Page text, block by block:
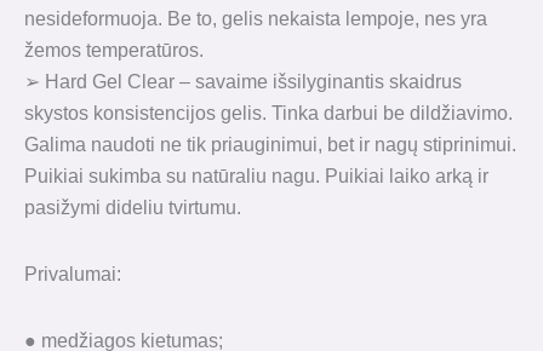
nesideformuoja. Be to, gelis nekaista lempoje, nes yra
žemos temperatūros.
➢ Hard Gel Clear – savaime išsilyginantis skaidrus
skystos konsistencijos gelis. Tinka darbui be dildžiavimo.
Galima naudoti ne tik priauginimui, bet ir nagų stiprinimui.
Puikiai sukimba su natūraliu nagu. Puikiai laiko arką ir
pasižymi dideliu tvirtumu.
Privalumai:
● medžiagos kietumas;